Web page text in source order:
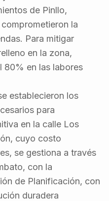
de Pinllo,
la
Para mitigar
en la zona,
80% en las labores
establecieron los
para
en la calle Los
cuyo costo
se gestiona a través
con la
de Planificación, con
duradera